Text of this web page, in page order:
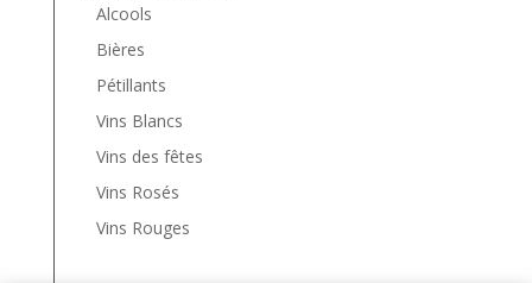
Alcools
Bières
Pétillants
Vins Blancs
Vins des fêtes
Vins Rosés
Vins Rouges